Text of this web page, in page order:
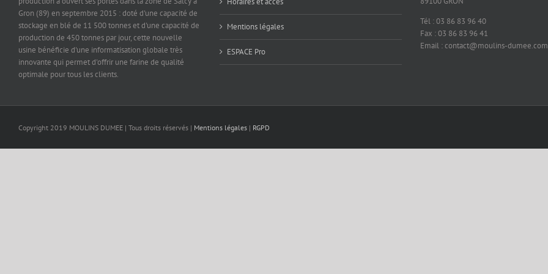
Gron (89) en septembre 2015 : doté d'une capacité de
stockage en blé de 11 500 tonnes et d'une capacité de
production de 450 tonnes par jour, cette nouvelle
usine bénéficie d'une informatisation globale très
innovante qui permet d'offrir une farine de qualité
optimale pour tous les clients.
Mentions légales
ESPACE Pro
Tél : 03 86 83 96 40
Fax : 03 86 83 96 41
Email : contact@moulins-dumee.com
Copyright 2019 MOULINS DUMEE | Tous droits réservés | Mentions légales | RGPD